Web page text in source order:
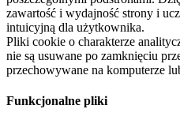
zawartość i wydajność strony i
intuicyjną dla użytkownika.
Pliki cookie o charakterze
nie są usuwane po zamknięciu
przechowywane na komputerze
Funkcjonalne pliki